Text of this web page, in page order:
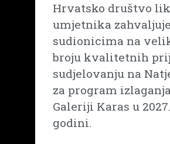
Hrvatsko društvo
umjetnika
sudionicima na
broju kvalitetnih
sudjelovanju na
za program
Galeriji Karas u 2027.
godini.